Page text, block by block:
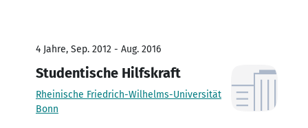
4 Jahre, Sep. 2012 - Aug. 2016
Studentische Hilfskraft
Rheinische Friedrich-Wilhelms-Universität
Bonn